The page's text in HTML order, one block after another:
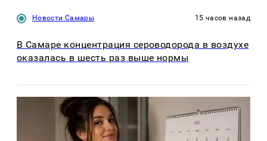
Новости Самары 15 часов назад
В Самаре концентрация сероводорода в воздухе
оказалась в шесть раз выше нормы